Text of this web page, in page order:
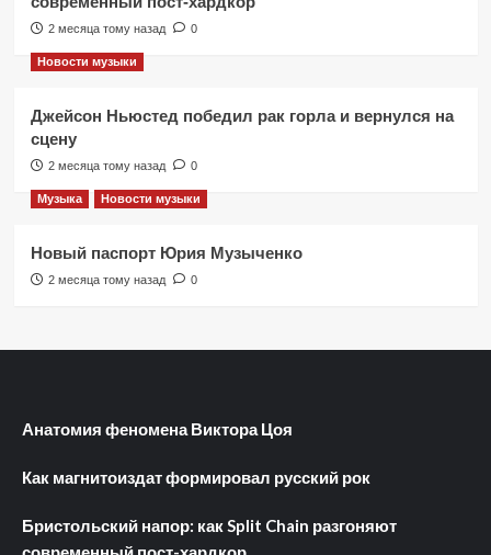
2 месяца тому назад 0
Новости музыки
Джейсон Ньюстед победил рак горла и вернулся на
сцену
2 месяца тому назад 0
Музыка Новости музыки
Новый паспорт Юрия Музыченко
2 месяца тому назад 0
Анатомия феномена Виктора Цоя
Как магнитоиздат формировал русский рок
Бристольский напор: как Split Chain разгоняют